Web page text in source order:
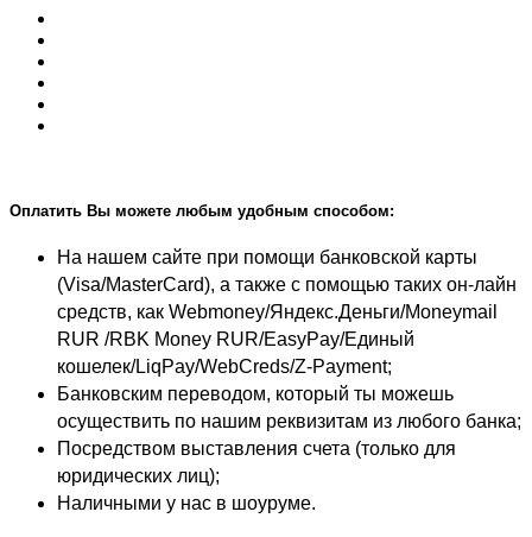
Оплатить Вы можете любым удобным способом:
На нашем сайте при помощи банковской карты
(Visa/MasterCard), а также с помощью таких он-лайн
средств, как Webmoney/Яндекс.Деньги/Moneymail
RUR /RBK Money RUR/EasyPay/Единый
кошелек/LiqPay/WebCreds/Z-Payment;
Банковским переводом, который ты можешь
осуществить по нашим реквизитам из любого банка;
Посредством выставления счета (только для
юридических лиц);
Наличными у нас в шоуруме.